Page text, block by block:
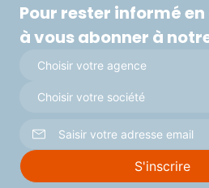
Pour rester informé
à vous abonner à